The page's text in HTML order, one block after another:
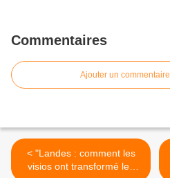
Commentaires
Ajouter un commentaire
< "Landes : comment les
visios ont transformé les